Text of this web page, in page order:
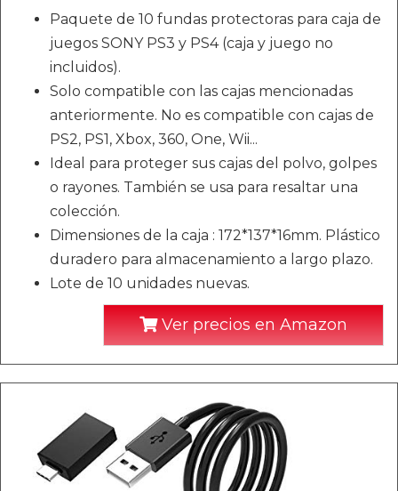
Paquete de 10 fundas protectoras para caja de
juegos SONY PS3 y PS4 (caja y juego no
incluidos).
Solo compatible con las cajas mencionadas
anteriormente. No es compatible con cajas de
PS2, PS1, Xbox, 360, One, Wii...
Ideal para proteger sus cajas del polvo, golpes
o rayones. También se usa para resaltar una
colección.
Dimensiones de la caja : 172*137*16mm. Plástico
duradero para almacenamiento a largo plazo.
Lote de 10 unidades nuevas.
Ver precios en Amazon